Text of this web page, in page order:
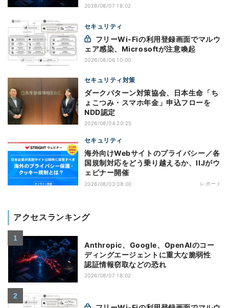
2026/08/07 18:02
セキュリティ
ェア感染、Microsoftが注意喚起
2026/08/06 10:00
セキュリティ対策
ダークパターン対策協会、日本生命「ち
ょこつみ・スマホ年金」申込フローを
NDD認定
2026/08/04 20:25
セキュリティ
海外向けWebサイトのプライバシー／各
国規制対応をどう乗り越えるか、IIJがウ
ェビナー開催
2026/08/03 08:00 レポート
アクセスランキング
Anthropic、Google、OpenAIのコー
ディングエージェントに重大な脆弱性
認証情報窃取などの恐れ
2026/08/07 18:02